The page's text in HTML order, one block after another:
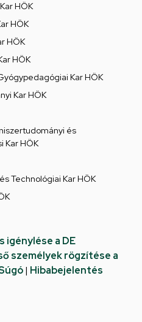
HÖK
HÖK
HÖK
HÖK
Kar HÖK
Kar HÖK
és
Kar HÖK
Technológiai Kar HÖK
igénylése a DE
személyek rögzítése a
| Hibabejelentés